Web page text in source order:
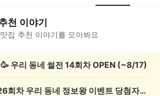
천 이야기
맛집 추천 이야기를 모아봐요
우리 동네 썰전 14회차 OPEN (~8/17)
💰[당첨자 발표] 26회차 우리 동네 정보왕 이벤트 당첨자를 발표합니다!